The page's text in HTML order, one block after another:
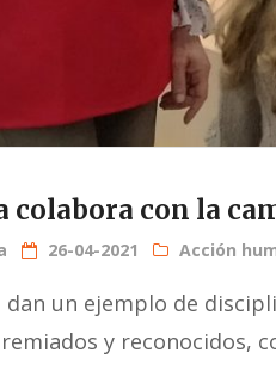
colabora con la
26-04-2021 Acción
dan un ejemplo de
y reconocidos,